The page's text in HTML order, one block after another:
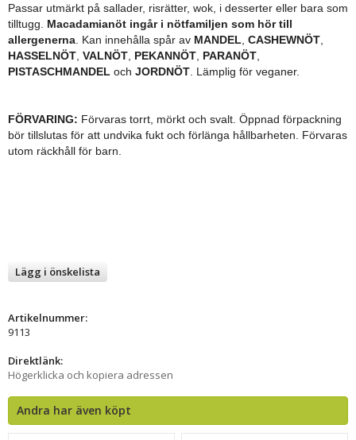
Passar utmärkt på sallader, risrätter, wok, i desserter eller bara som
tilltugg. Macadamianöt ingår i nötfamiljen som hör till
allergenerna Kan innehålla spår av MANDEL CASHEWNÖT
HASSELNÖT VALNÖT PEKANNÖT PARANÖT
PISTASCHMANDEL och JORDNÖT . Lämplig för veganer.
FÖRVARING: Förvaras torrt, mörkt och svalt. Öppnad förpackning
bör tillslutas för att undvika fukt och förlänga hållbarheten. Förvaras
utom räckhåll för barn.
Lägg i önskelista
Artikelnummer:
9113
Direktlänk:
Högerklicka och kopiera adressen
Andra har även köpt